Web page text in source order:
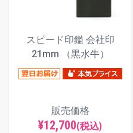
スピード印鑑 会社印
21mm （黒水牛）
販売価格
¥12,700(税込)